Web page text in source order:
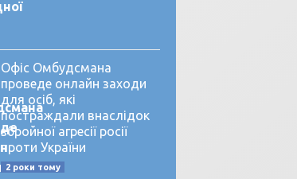
Офіс Омбудсмана
проведе онлайн заходи
для осіб, які
постраждали внаслідок
збройної агресії росії
проти України
2 роки тому